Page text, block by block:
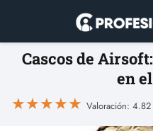
Cascos de
en
★★★★★ Valoración: 4.82